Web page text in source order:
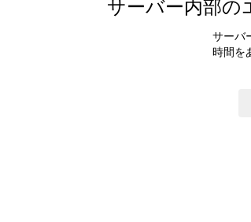
サーバー内部の
サーバ
時間を